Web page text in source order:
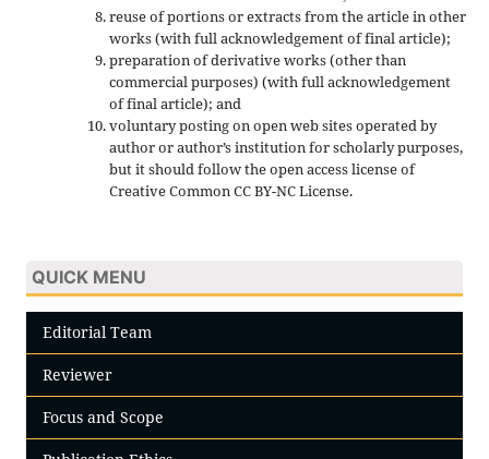
reuse of portions or extracts from the article in other
works (with full acknowledgement of final article);
preparation of derivative works (other than
commercial purposes) (with full acknowledgement
of final article); and
voluntary posting on open web sites operated by
author or author’s institution for scholarly purposes,
but it should follow the open access license of
Creative Common CC BY-NC License.
QUICK MENU
Editorial Team
Reviewer
Focus and Scope